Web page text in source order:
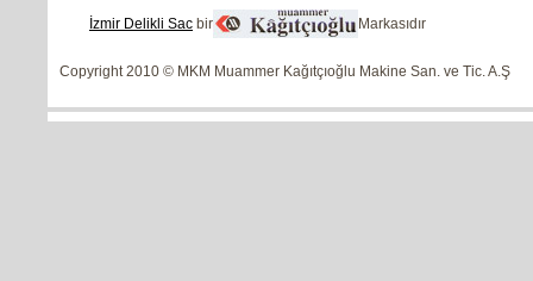
İzmir Delikli Sac bir Markasıdır
Copyright 2010 © MKM Muammer Kağıtçıoğlu Makine San. ve Tic. A.Ş